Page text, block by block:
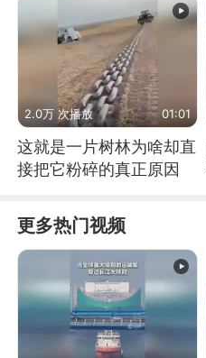
2.0万 次播放 01:01
这就是一片树林为啥却直
接把它粉碎的真正原因
更多热门视频